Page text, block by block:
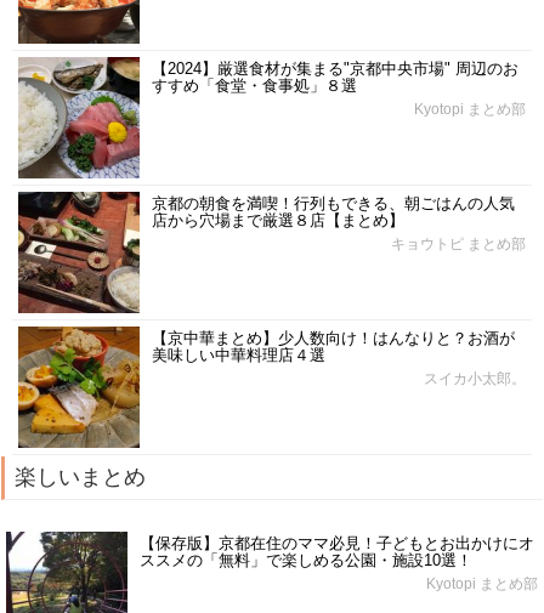
【2024】厳選食材が集まる"京都中央市場" 周辺のお
すすめ「食堂・食事処」８選
Kyotopi まとめ部
京都の朝食を満喫！行列もできる、朝ごはんの人気
店から穴場まで厳選８店【まとめ】
キョウトピ まとめ部
【京中華まとめ】少人数向け！はんなりと？お酒が
美味しい中華料理店４選
スイカ小太郎。
楽しいまとめ
【保存版】京都在住のママ必見！子どもとお出かけにオ
ススメの「無料」で楽しめる公園・施設10選！
Kyotopi まとめ部